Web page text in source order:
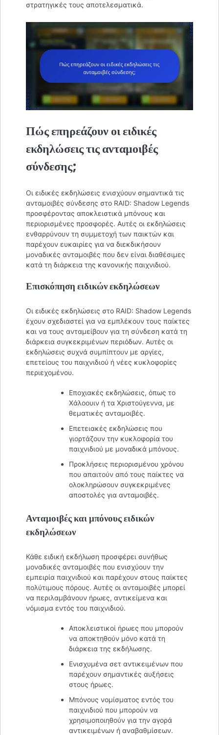
στρατηγικές τους αποτελεσματικά.
Πώς επηρεάζουν οι ειδικές
εκδηλώσεις τις ανταμοιβές
σύνδεσης;
Οι ειδικές εκδηλώσεις ενισχύουν σημαντικά τις
ανταμοιβές σύνδεσης στο RAID: Shadow Legends
προσφέροντας αποκλειστικά μπόνους και
περιορισμένες προσφορές. Αυτές οι εκδηλώσεις
ενθαρρύνουν τη συμμετοχή των παικτών και
παρέχουν ευκαιρίες για να διεκδικήσουν
μοναδικές ανταμοιβές που δεν είναι διαθέσιμες
κατά τη διάρκεια της κανονικής παιχνιδιού.
Επισκόπηση ειδικών εκδηλώσεων
Οι ειδικές εκδηλώσεις στο RAID: Shadow Legends
έχουν σχεδιαστεί για να εμπλέκουν τους παίκτες
και να τους ανταμείβουν για τη σύνδεση κατά τη
διάρκεια συγκεκριμένων περιόδων. Αυτές οι
εκδηλώσεις συχνά συμπίπτουν με αργίες,
επετείους του παιχνιδιού ή νέες κυκλοφορίες
περιεχομένου.
Εποχιακές εκδηλώσεις, όπως το
Χάλοουιν ή τα Χριστούγεννα, με
θεματικές ανταμοιβές.
Επετειακές εκδηλώσεις που
γιορτάζουν την κυκλοφορία του
παιχνιδιού με μοναδικά μπόνους.
Προκλήσεις περιορισμένου χρόνου
που απαιτούν από τους παίκτες να
ολοκληρώσουν συγκεκριμένες
αποστολές για ανταμοιβές.
Ανταμοιβές και μπόνους ειδικών
εκδηλώσεων
Κάθε ειδική εκδήλωση προσφέρει συνήθως
μοναδικές ανταμοιβές που ενισχύουν την
εμπειρία παιχνιδιού και παρέχουν στους παίκτες
πολύτιμους πόρους. Αυτές οι ανταμοιβές μπορεί
να περιλαμβάνουν ήρωες, αντικείμενα και
νόμισμα εντός του παιχνιδιού.
Αποκλειστικοί ήρωες που μπορούν
να αποκτηθούν μόνο κατά τη
διάρκεια της εκδήλωσης.
Ενισχυμένα σετ αντικειμένων που
παρέχουν σημαντικές αυξήσεις
στους ήρωες.
Μπόνους νομίσματος εντός του
παιχνιδιού που μπορούν να
χρησιμοποιηθούν για την αγορά
αντικειμένων ή αναβαθμίσεων.